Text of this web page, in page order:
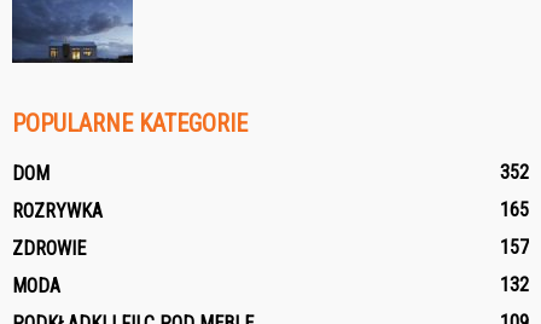
POPULARNE KATEGORIE
DOM
352
ROZRYWKA
165
ZDROWIE
157
MODA
132